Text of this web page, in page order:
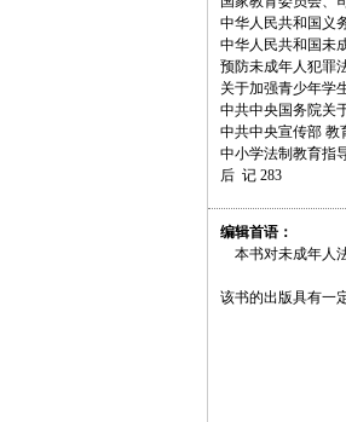
中华人民共和国义
中华人民共和国未
预防未成年人犯罪
关于加强青少年学
中共中央国务院关
中共中央宣传部 教
中小学法制教育指
后 记 283
编辑首语：
本书对未成年人
该书的出版具有一